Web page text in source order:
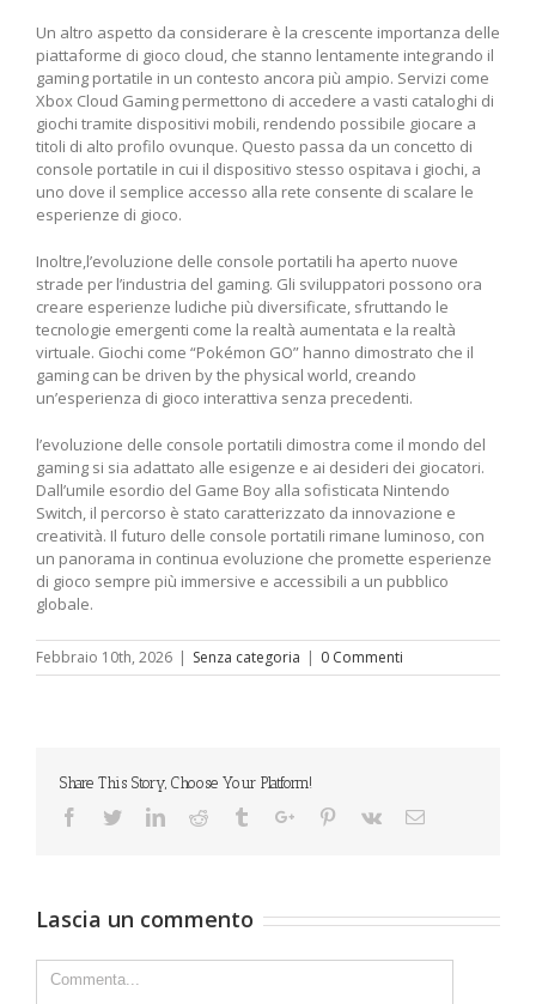
Un altro aspetto da considerare è la ‌crescente importanza ​delle
piattaforme di gioco cloud, ‌che stanno ⁢lentamente​ integrando il
gaming portatile in un contesto ancora più ampio. Servizi come
Xbox Cloud Gaming permettono di accedere‌ a vasti cataloghi di
⁢giochi tramite dispositivi mobili, rendendo possibile giocare a
titoli di alto​ profilo ovunque.‍ Questo passa ‌da un concetto di
console portatile in cui il dispositivo stesso ⁢ospitava i giochi, a
uno dove il semplice accesso alla rete consente di scalare le
esperienze di gioco.
Inoltre,l’evoluzione⁣ delle console portatili ha aperto nuove
strade per l’industria ‍del gaming. Gli sviluppatori possono ⁣ora​
creare esperienze ludiche ‍più diversificate, sfruttando le
tecnologie emergenti come la realtà aumentata e la realtà
‍virtuale. Giochi come “Pokémon GO” ‍hanno dimostrato che il
gaming can be driven by the ‌physical world, creando
un’esperienza ⁣di ⁤gioco interattiva senza precedenti.
l’evoluzione ‌delle console portatili dimostra come il mondo del
gaming si sia adattato alle esigenze e ai desideri dei giocatori.
Dall’umile esordio del Game Boy alla sofisticata Nintendo
Switch, il percorso è‌ stato caratterizzato da innovazione e
creatività. Il futuro⁣ delle console portatili rimane luminoso, con
un panorama in continua evoluzione che promette esperienze
di gioco sempre più immersive e accessibili a un pubblico
globale.
Febbraio 10th, 2026 Senza categoria 0 Commenti
Share This Story, Choose Your Platform!
Facebook
TwitterLinkedinReddit TumblrGoogle+Pinterest
Vk Email
Lascia un commento
Comment